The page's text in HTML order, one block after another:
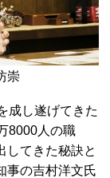
崇
成し遂げてきた
8000人の職
してきた秘訣と
事の吉村洋文氏